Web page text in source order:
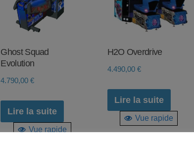
Ghost Squad
Evolution
4.790,00€
Lire la suite
Vue rapide
H2O Overdrive
4.490,00 €
Lire la suite
Vue rapide